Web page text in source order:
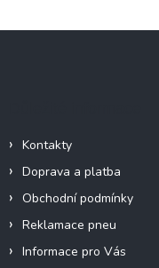
Kontakty
Doprava a platba
Obchodní podmínky
Reklamace pneu
Informace pro Vás